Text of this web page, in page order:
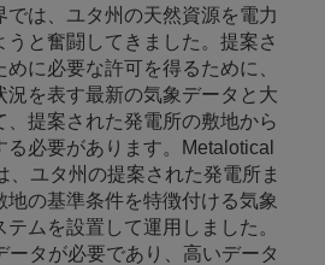
では、ユタ州の天然資源を電力
と奮闘してきました。提案さ
に必要な許可を得るために、
況を表す最新の気象データと大
提案された発電所の敷地から
必要があります。Metalotical
、ユタ州の提案された発電所ま
地の基準条件を特徴付ける気象
ムを設置して運用しました。
ータが必要であり、高いデータ